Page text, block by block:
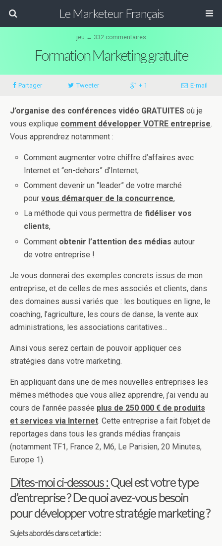
Le Marketeur Français
jeu ↔ 332 commentaires
Formation Marketing gratuite
Partager Tweeter + 1 E-mail
J’organise des conférences vidéo GRATUITES où je
vous explique comment développer VOTRE entreprise.
Vous apprendrez notamment :
Comment augmenter votre chiffre d’affaires avec
Internet et “en-dehors” d’Internet,
Comment devenir un “leader” de votre marché
pourvous démarquer de la concurrence,
La méthode qui vous permettra defidéliser vos
clients,
Comment obtenir l’attention des médias autour
de votre entreprise !
Je vous donnerai des exemples concrets issus de mon
entreprise, et de celles de mes associés et clients, dans
des domaines aussi variés que : les boutiques en ligne, le
coaching, l’agriculture, les cours de danse, la vente aux
administrations, les associations caritatives…
Ainsi vous serez certain de pouvoir appliquer ces
stratégies dans votre marketing.
En appliquant dans une de mes nouvelles entreprises les
mêmes méthodes que vous allez apprendre, j’ai vendu au
cours de l’année passée plus de 250 000 € de produits
et services via Internet. Cette entreprise a fait l’objet de
reportages dans tous les grands médias français
(notamment TF1, France 2, M6, Le Parisien, 20 Minutes,
Europe 1).
Dites-moi ci-dessous :Quel est votre type
d’entreprise ? De quoi avez-vous besoin
pour développer votre stratégie marketing ?
Sujets abordés dans cet article :